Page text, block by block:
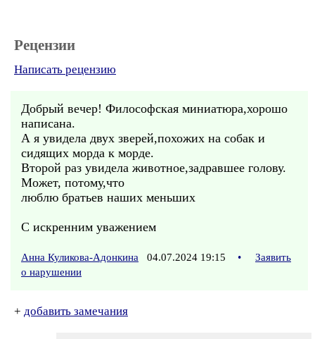
Рецензии
Написать рецензию
Добрый вечер! Философская миниатюра,хорошо
написана.
А я увидела двух зверей,похожих на собак и
сидящих морда к морде.
Второй раз увидела животное,задравшее голову.
Может, потому,что
люблю братьев наших меньших
С искренним уважением
Анна Куликова-Адонкина 04.07.2024 19:15 •
Заявить
о нарушении
+ добавить замечания